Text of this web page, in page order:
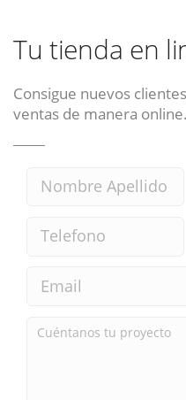
Tu tienda en
Consigue nuevos
ventas de manera online.